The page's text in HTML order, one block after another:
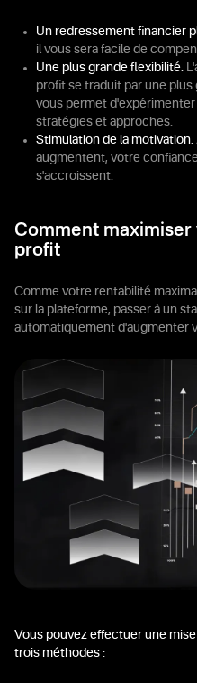
Un redressement financier
il vous sera facile de
Une plus grande flexibilité.
profit se traduit par une
vous permet
stratégies et approches.
Stimulation de la motivation.
augmentent, votre
s'accroissent.
Comment
profit
Comme votre rentabilité
sur la plateforme, passer à un
automatiquement d'augmenter
Vous pouvez effectuer une
trois méthodes :